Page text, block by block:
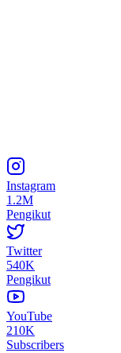
Instagram
1.2M
Pengikut
Twitter
540K
Pengikut
YouTube
210K
Subscribers